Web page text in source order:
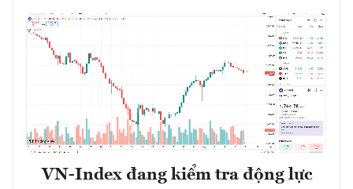
VN-Index đang kiểm tra động lực